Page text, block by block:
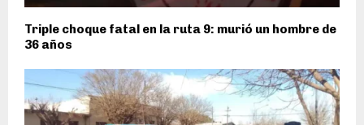
Triple choque fatal en la ruta 9: murió un hombre de
36 años